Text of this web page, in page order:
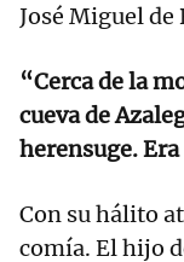
José Miguel
“Cerca de la
cueva de
herensuge.
Con su hálito
comía. El hijo